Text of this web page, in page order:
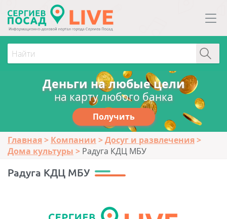
Деньги на любые цели
на карту любого банка
Получить
Главная Компании
Досуг и развлечения
Дома культуры
Радуга КДЦ МБУ
Радуга КДЦ МБУ